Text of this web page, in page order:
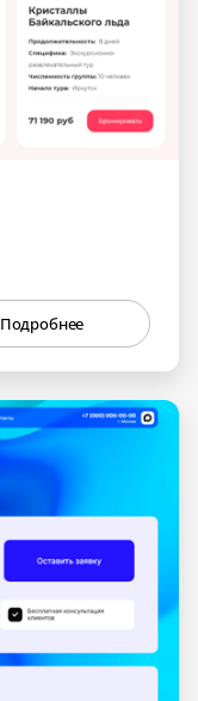
Подробнее